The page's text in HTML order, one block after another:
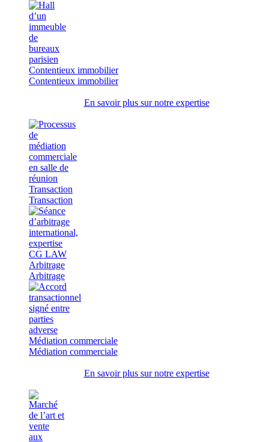
Contentieux immobilier
Contentieux immobilier
En savoir plus sur notre expertise
Transaction
Transaction
Arbitrage
Arbitrage
Médiation commerciale
Médiation commerciale
En savoir plus sur notre expertise